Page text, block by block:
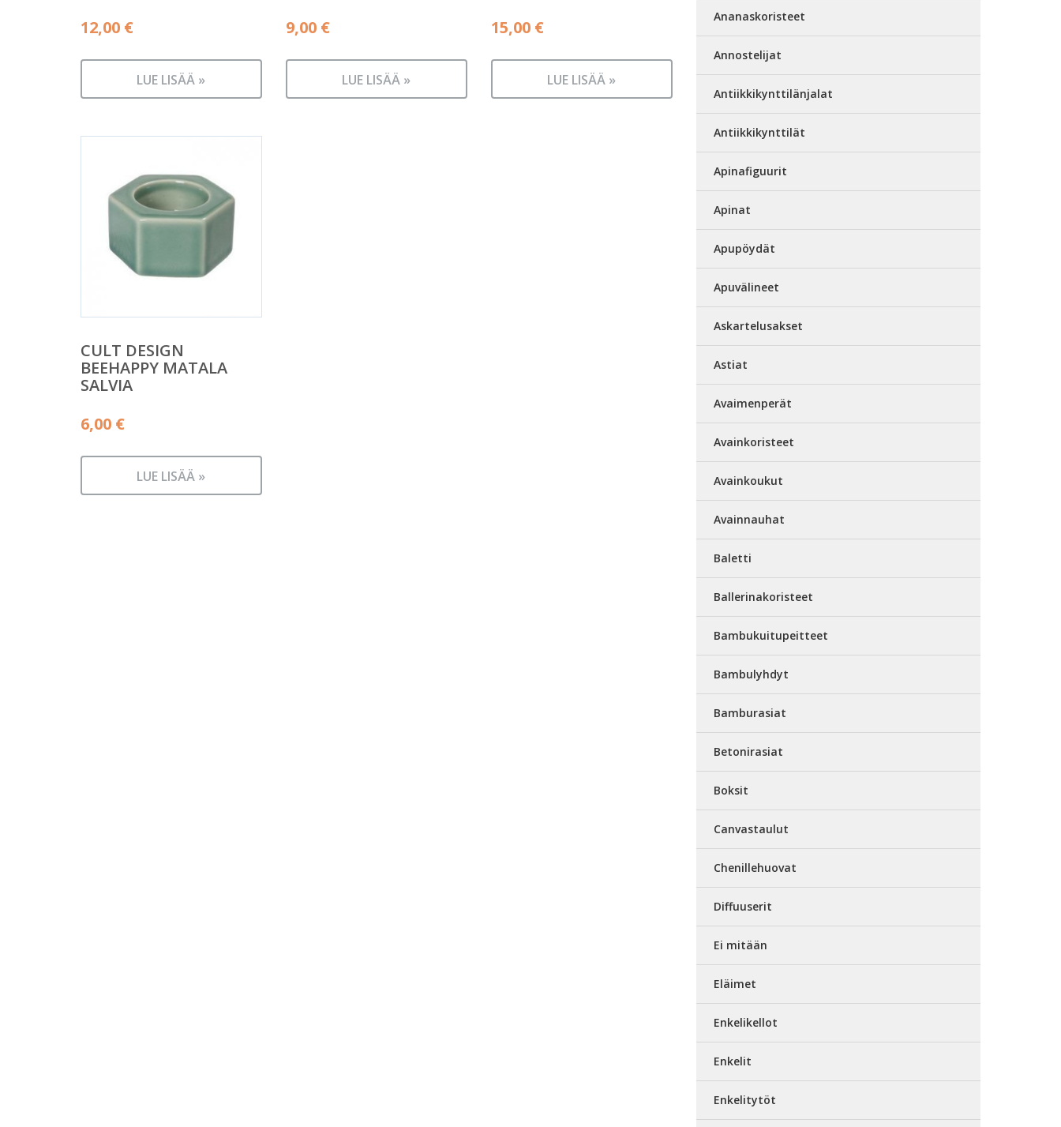
12,00 €
LUE LISÄÄ »
9,00 €
LUE LISÄÄ »
15,00 €
LUE LISÄÄ »
CULT DESIGN
BEEHAPPY MATALA
SALVIA
6,00 €
LUE LISÄÄ »
Ananaskoristeet
Annostelijat
Antiikkikynttilänjalat
Antiikkikynttilät
Apinafiguurit
Apinat
Apupöydät
Apuvälineet
Askartelusakset
Astiat
Avaimenperät
Avainkoristeet
Avainkoukut
Avainnauhat
Baletti
Ballerinakoristeet
Bambukuitupeitteet
Bambulyhdyt
Bamburasiat
Betonirasiat
Boksit
Canvastaulut
Chenillehuovat
Diffuuserit
Ei mitään
Eläimet
Enkelikellot
Enkelit
Enkelitytöt